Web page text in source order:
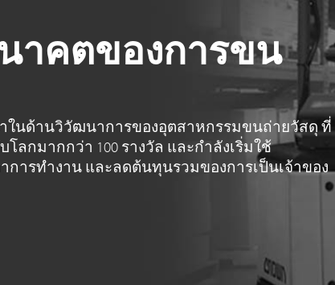
าคตของการขน
ในด้านวิวัฒนาการของอุตสาหกรรมขนถ่ายวัสดุ ที่
ลกมากกว่า 100 รางวัล และกำลังเริ่มใช้
การทำงาน และลดต้นทุนรวมของการเป็นเจ้าของ